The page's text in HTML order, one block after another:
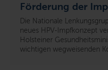
Förderung der
Die Nationale
neues HPV‑Impfkonzept
Holsteiner
wichtigen wegweisenden